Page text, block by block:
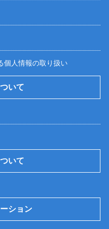
個人情報の取り扱い
いて
いて
ション